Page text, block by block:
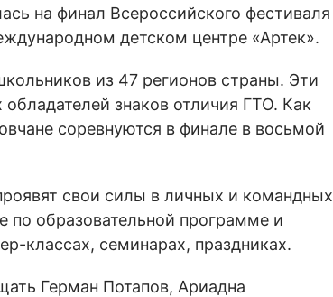
на финал Всероссийского фестиваля
детском центре «Артек».
из 47 регионов страны. Эти
знаков отличия ГТО. Как
соревнуются в финале в восьмой
свои силы в личных и командных
по образовательной программе и
классах, семинарах, праздниках.
Герман Потапов, Ариадна